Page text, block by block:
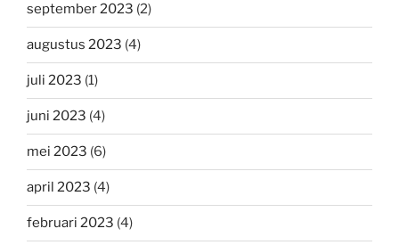
september 2023 (2)
augustus 2023 (4)
juli 2023 (1)
juni 2023 (4)
mei 2023 (6)
april 2023 (4)
februari 2023 (4)